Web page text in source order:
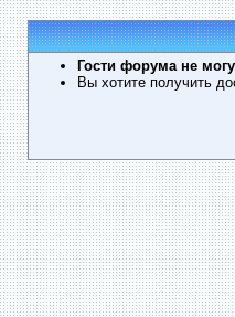
Гости форума не
Вы хотите получить